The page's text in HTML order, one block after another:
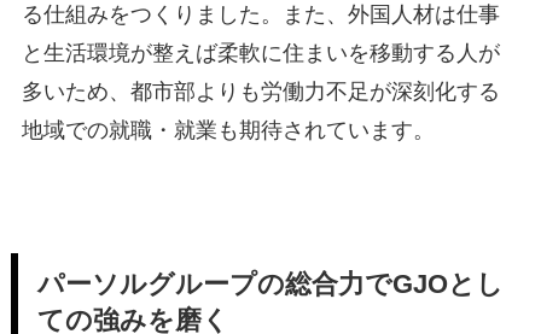
る仕組みをつくりました。また、外国人材は仕事
と生活環境が整えば柔軟に住まいを移動する人が
多いため、都市部よりも労働力不足が深刻化する
地域での就職・就業も期待されています。
パーソルグループの総合力でGJOとし
ての強みを磨く